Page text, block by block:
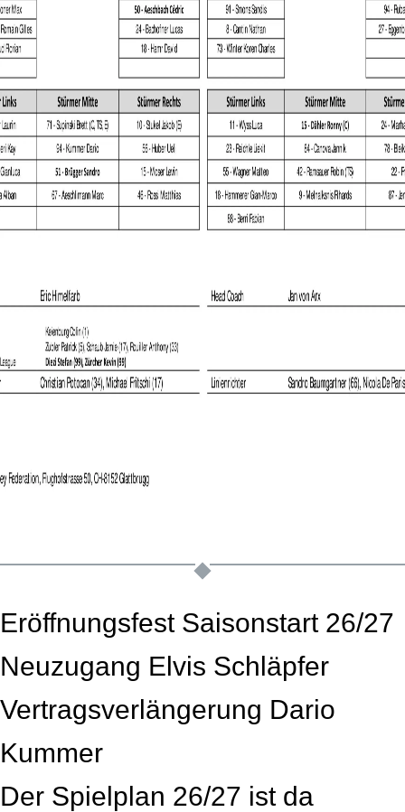
Eröffnungsfest Saisonstart 26/27
Neuzugang Elvis Schläpfer
Vertragsverlängerung Dario
Kummer
Der Spielplan 26/27 ist da